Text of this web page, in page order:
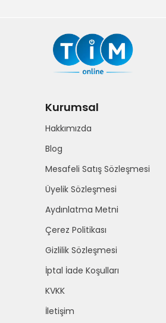
Kurumsal
Hakkımızda
Blog
Mesafeli Satış Sözleşmesi
Üyelik Sözleşmesi
Aydınlatma Metni
Çerez Politikası
Gizlilik Sözleşmesi
İptal İade Koşulları
KVKK
İletişim